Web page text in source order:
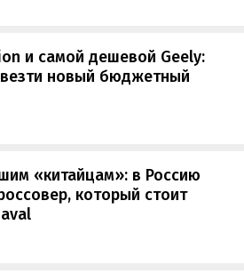
и самой дешевой Geely:
новый бюджетный
«китайцам»: в Россию
который стоит